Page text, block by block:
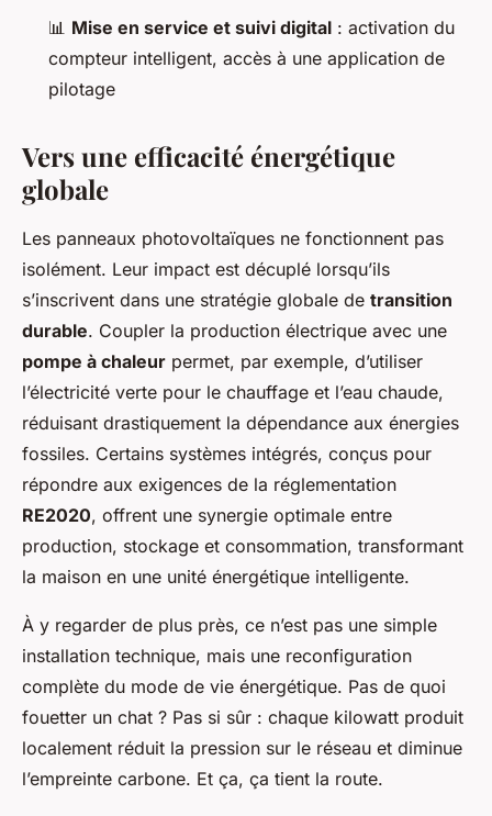
📊 Mise en service et suivi digital : activation du
compteur intelligent, accès à une application de
pilotage
Vers une efficacité énergétique
globale
Les panneaux photovoltaïques ne fonctionnent pas
isolément. Leur impact est décuplé lorsqu’ils
s’inscrivent dans une stratégie globale de transition
durable. Coupler la production électrique avec une
pompe à chaleur permet, par exemple, d’utiliser
l’électricité verte pour le chauffage et l’eau chaude,
réduisant drastiquement la dépendance aux énergies
fossiles. Certains systèmes intégrés, conçus pour
répondre aux exigences de la réglementation
RE2020, offrent une synergie optimale entre
production, stockage et consommation, transformant
la maison en une unité énergétique intelligente.
À y regarder de plus près, ce n’est pas une simple
installation technique, mais une reconfiguration
complète du mode de vie énergétique. Pas de quoi
fouetter un chat ? Pas si sûr : chaque kilowatt produit
localement réduit la pression sur le réseau et diminue
l’empreinte carbone. Et ça, ça tient la route.